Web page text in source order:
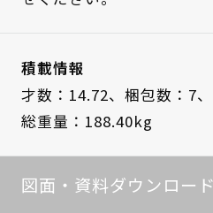
積載情報
才数：14.72、 梱包数：7、
総重量：188.40kg
図面・資料ダウンロード